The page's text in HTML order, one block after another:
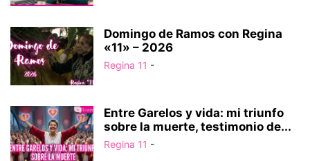
Domingo de Ramos con Regina
«11» – 2026
Regina 11 -
Entre Garelos y vida: mi triunfo
sobre la muerte, testimonio de...
Regina 11 -